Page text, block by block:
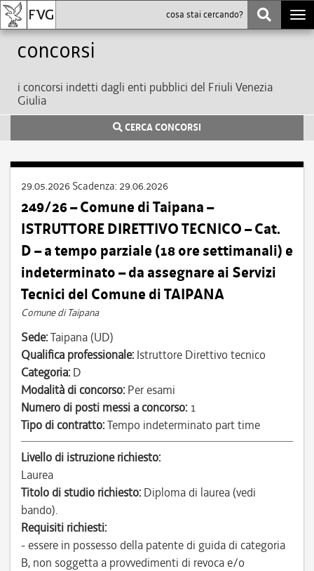
Concorsi
i concorsi indetti dagli enti pubblici del Friuli Venezia
Giulia
CERCA CONCORSI
29.05.2026 Scadenza: 29.06.2026
249/26 – Comune di Taipana –
ISTRUTTORE DIRETTIVO TECNICO – Cat.
D – a tempo parziale (18 ore settimanali) e
indeterminato – da assegnare ai Servizi
Tecnici del Comune di TAIPANA
Comune di Taipana
Sede:Taipana (UD)
Qualifica professionale: Istruttore Direttivo tecnico
Categoria: D
Modalità di concorso: Per esami
Numero di posti messi a concorso: 1
Tipo di contratto:Tempo indeterminato part time
Livello di istruzione richiesto:
Laurea
Titolo di studio richiesto: Diploma di laurea (vedi
bando).
Requisiti richiesti:
- essere in possesso della patente di guida di categoria
B, non soggetta a provvedimenti di revoca e/o